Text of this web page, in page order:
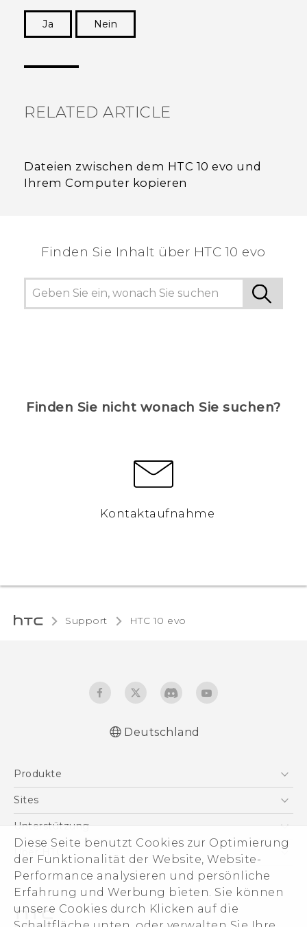
Diese Seite benutzt Cookies zur Optimierung
der Funktionalität der Website, Website-
Performance analysieren und persönliche
Erfahrung und Werbung bieten. Sie können
unsere Cookies durch Klicken auf die
Ja
Nein
RELATED ARTICLE
Dateien zwischen dem HTC 10 evo und
Ihrem Computer kopieren
Finden Sie Inhalt über‎ HTC 10 evo
Finden Sie nicht wonach Sie suchen?
Kontaktaufnahme
Support HTC 10 evo‎
behördliche Bestimmungen
Deutschland
Produkte
Smartphones
VIVE
Zubehör
Sites
HTC Dev
HTC Vive
Unterstützung
Unterstützung
eCommerce Support
Über HTC
ESG
Impressum
Investor